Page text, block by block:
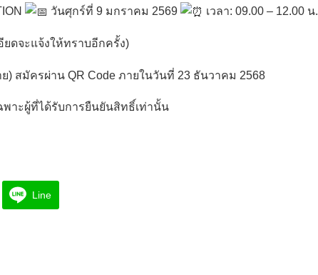
for:
วันศุกร์ที่ 9 มกราคม 2569 เวลา: 09.00 – 12.00 น.
ยดจะแจ้งให้ทราบอีกครั้ง)
) สมัครผ่าน QR Code ภายในวันที่ 23 ธันวาคม 2568
พาะผู้ที่ได้รับการยืนยันสิทธิ์เท่านั้น
Line